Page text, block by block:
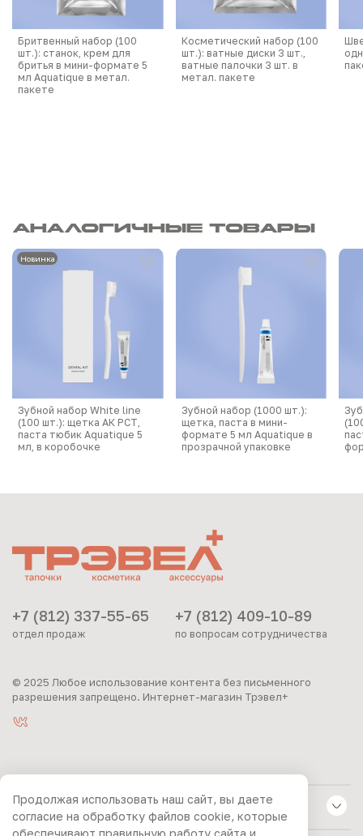
Бритвенный набор (100
шт.): станок, крем для
бритья в мини-формате 5
мл Aquatique в метал.
пакете
Косметический набор (100
шт.): ватные диски 3 шт.,
ватные палочки 3 шт. в
метал. пакете
Аналогичные товары
Новинка
Зубной набор White line
(100 шт.): щетка АК РСТ,
паста тюбик Aquatique 5
мл, в коробочке
Зубной набор (1000 шт.):
щетка, паста в мини-
формате 5 мл Aquatique в
прозрачной упаковке
ИНФОРМАЦИЯ
+7 (812) 337-55-65
отдел продаж
+7 (812) 409-10-89
по вопросам сотрудничества
© 2025 Любое использование контента без письменного
разрешения запрещено. Интернет-магазин Трэвел+
Продолжая использовать наш сайт, вы даете
согласие на обработку файлов cookie, которые
обеспечивают правильную работу сайта и